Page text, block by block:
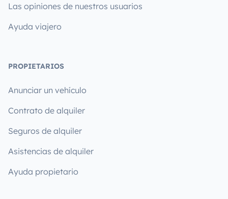
Las opiniones de nuestros usuarios
Ayuda viajero
PROPIETARIOS
Anunciar un vehículo
Contrato de alquiler
Seguros de alquiler
Asistencias de alquiler
Ayuda propietario